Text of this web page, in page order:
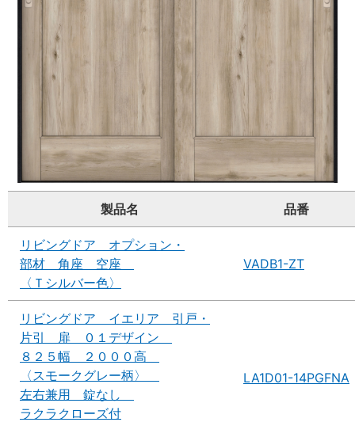
製品名 品番
リビングドア オプション・
部材 角座 空座
〈Ｔシルバー色〉
VADB1-ZT
リビングドア イエリア 引戸・
片引 扉 ０１デザイン
８２５幅 ２０００高
〈スモークグレー柄〉
左右兼用 錠なし
ラクラクローズ付
LA1D01-14PGFNA